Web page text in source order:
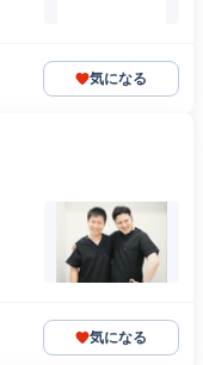
気になる
気になる